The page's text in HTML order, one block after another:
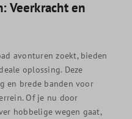
Veerkracht en
avonturen zoekt, bieden
oplossing. Deze
en brede banden voor
Of je nu door
hobbelige wegen gaat,